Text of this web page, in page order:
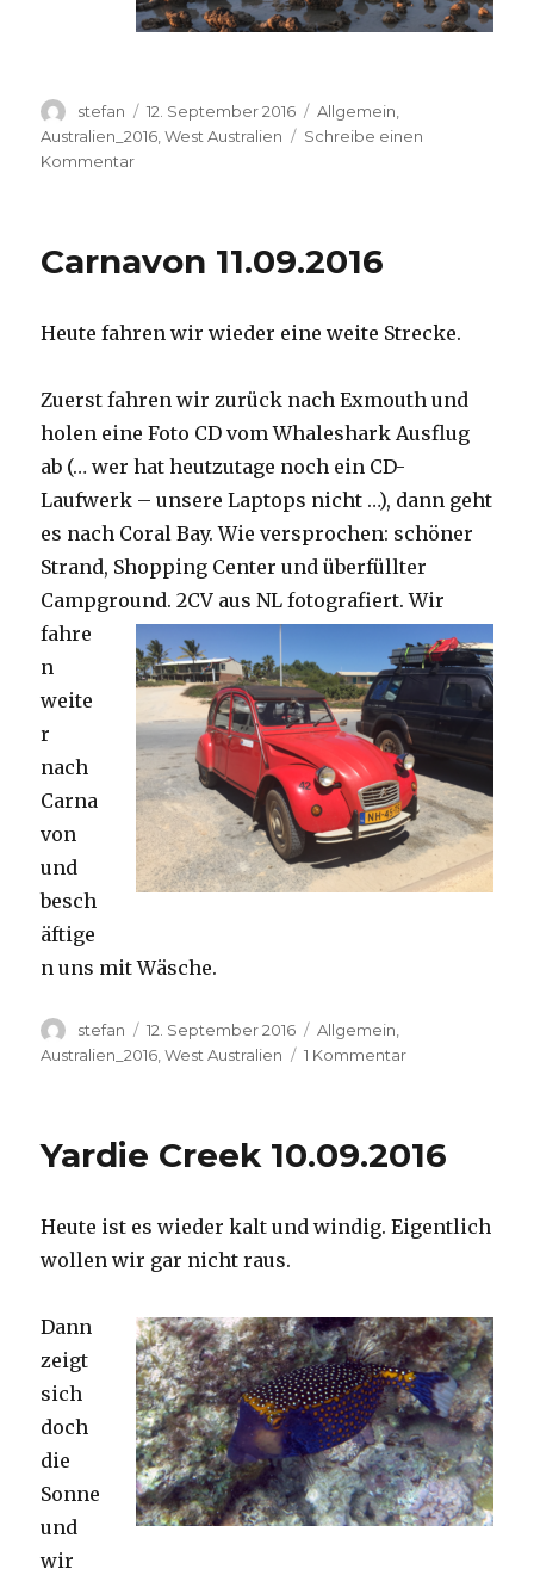
Autor
stefan
Veröffentlicht
am
12. September 2016 Kategorien
Allgemein
Australien_2016 ,West Australien
Schreibe einen
Kommentarzu
Carnavon 11.09.2016
Heute fahren wir wieder eine weite Strecke.
Zuerst fahren wir zurück nach Exmouth und
holen eine Foto CD vom Whaleshark Ausflug
ab (… wer hat heutzutage noch ein CD-
Laufwerk – unsere Laptops nicht …), dann geht
es nach Coral Bay. Wie versprochen: schöner
Strand, Shopping Center und überfüllter
Campground.2CV aus NL fotografiert. Wir
fahre
n
weite
r
nach
Carna
von
und
besch
äftige
n uns mit Wäsche.
Autor
stefan
Veröffentlicht
am
12. September 2016 Kategorien
Allgemein
Australien_2016 ,West Australien 1 Kommentarzu
Yardie Creek 10.09.2016
Heute ist es wieder kalt und windig. Eigentlich
wollen wir gar nicht raus.
Dann
zeigt
sich
doch
die
Sonne
und
wir